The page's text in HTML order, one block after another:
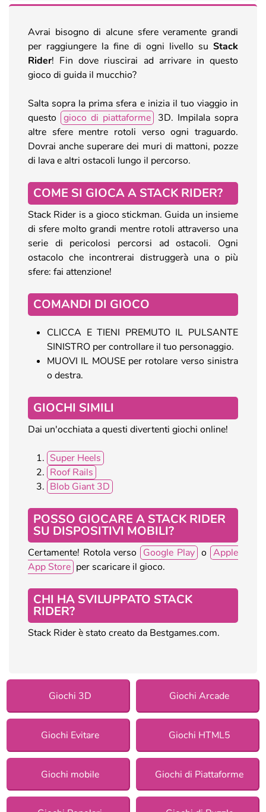
Avrai bisogno di alcune sfere veramente grandi
per raggiungere la fine di ogni livello su Stack
Rider! Fin dove riuscirai ad arrivare in questo
gioco di guida il mucchio?
Salta sopra la prima sfera e inizia il tuo viaggio in
questo gioco di piattaforme 3D. Impilala sopra
altre sfere mentre rotoli verso ogni traguardo.
Dovrai anche superare dei muri di mattoni, pozze
di lava e altri ostacoli lungo il percorso.
COME SI GIOCA A STACK RIDER?
Stack Rider is a gioco stickman. Guida un insieme
di sfere molto grandi mentre rotoli attraverso una
serie di pericolosi percorsi ad ostacoli. Ogni
ostacolo che incontrerai distruggerà una o più
sfere: fai attenzione!
COMANDI DI GIOCO
CLICCA E TIENI PREMUTO IL PULSANTE
SINISTRO per controllare il tuo personaggio.
MUOVI IL MOUSE per rotolare verso sinistra
o destra.
GIOCHI SIMILI
Dai un'occhiata a questi divertenti giochi online!
Super Heels
Roof Rails
Blob Giant 3D
POSSO GIOCARE A STACK RIDER
SU DISPOSITIVI MOBILI?
Certamente! Rotola verso Google Play o Apple
App Store per scaricare il gioco.
CHI HA SVILUPPATO STACK
RIDER?
Stack Rider è stato creato da Bestgames.com.
Giochi 3D Giochi Arcade
Giochi Evitare Giochi HTML5
Giochi mobile Giochi di Piattaforme